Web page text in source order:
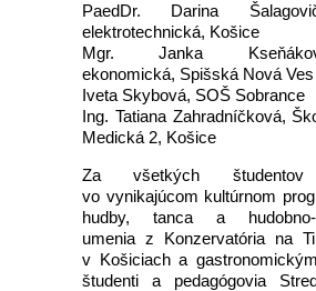
PaedDr. Darina
elektrotechnická, Košice
Mgr. Janka
ekonomická, Spišská Nová Ves
Iveta Skybová, SOŠ Sobrance
Ing. Tatiana Zahradníčková,
Medická 2, Košice
Za všetkých študentov
vo vynikajúcom kultúrnom
hudby, tanca a hudobno-
umenia z Konzervatória na
v Košiciach a
študenti a pedagógovia